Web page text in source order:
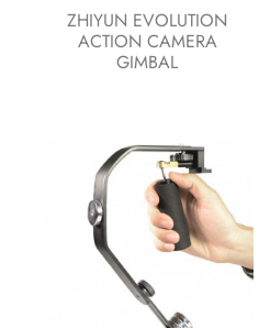
ZHIYUN EVOLUTION
ACTION CAMERA
GIMBAL